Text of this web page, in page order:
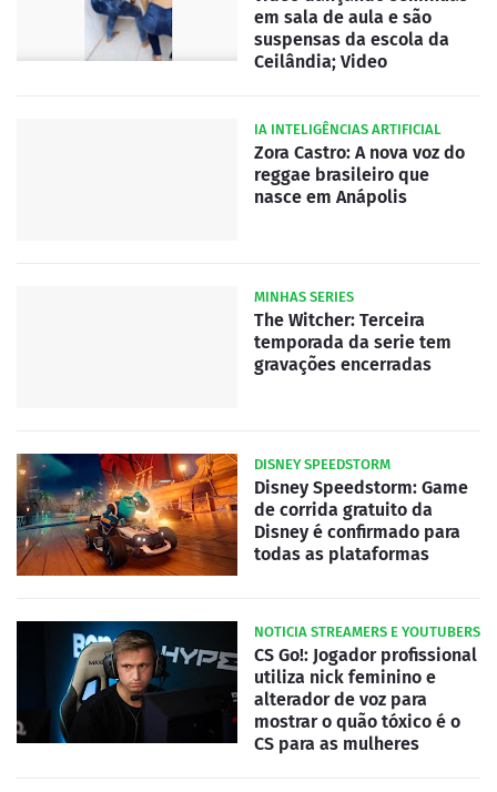
em sala de aula e são
suspensas da escola da
Ceilândia; Video
IA INTELIGÊNCIAS ARTIFICIAL
Zora Castro: A nova voz do
reggae brasileiro que
nasce em Anápolis
MINHAS SERIES
The Witcher: Terceira
temporada da serie tem
gravações encerradas
DISNEY SPEEDSTORM
Disney Speedstorm: Game
de corrida gratuito da
Disney é confirmado para
todas as plataformas
NOTICIA STREAMERS E YOUTUBERS
CS Go!: Jogador profissional
utiliza nick feminino e
alterador de voz para
mostrar o quão tóxico é o
CS para as mulheres